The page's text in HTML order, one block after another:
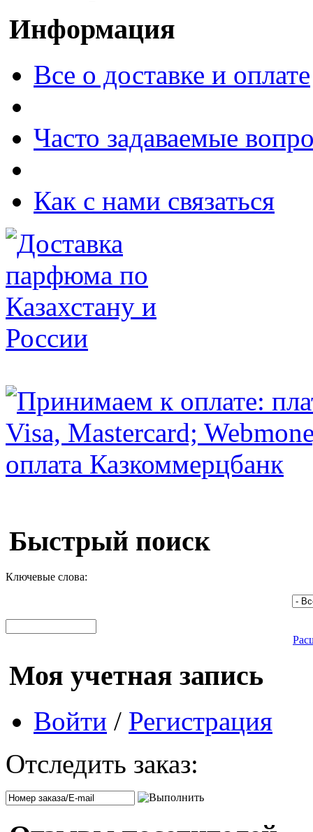
Информация
Все о доставке и оплате
Часто задаваемые
Как с нами связаться
Быстрый поиск
Ключевые слова:
Моя учетная запись
Войти / Регистрация
Отследить заказ: